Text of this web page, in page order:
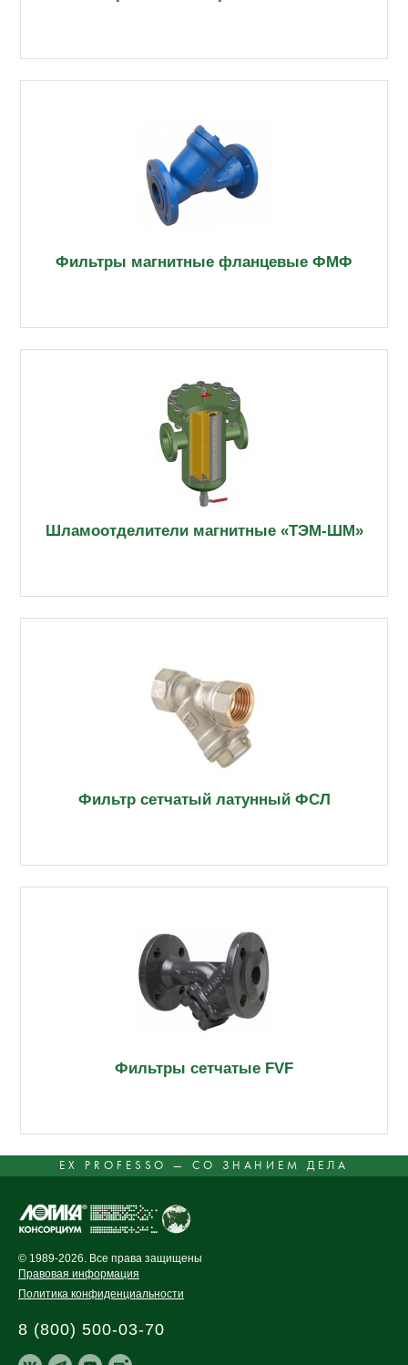
Фильтры магнитные фланцевые ФМФ
Шламоотделители магнитные «ТЭМ-ШМ»
Фильтр сетчатый латунный ФСЛ
Фильтры сетчатые FVF
EX PROFESSO — СО ЗНАНИЕМ ДЕЛА
© 1989-2026. Все права защищены
Правовая информация
Политика конфиденциальности
8 (800) 500-03-70